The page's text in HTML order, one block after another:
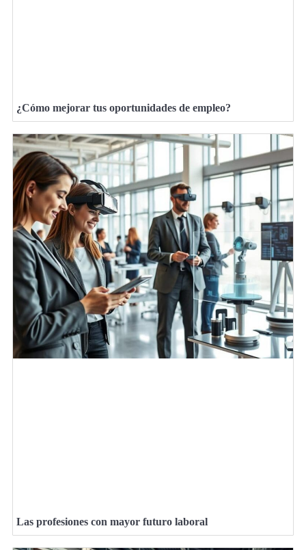
¿Cómo mejorar tus oportunidades de empleo?
Las profesiones con mayor futuro laboral